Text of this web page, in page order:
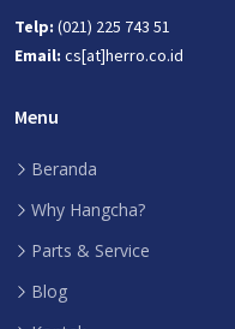
Telp: (021) 225 743 51
Email: cs[at]herro.co.id
Menu
Beranda
Why Hangcha?
Parts & Service
Blog